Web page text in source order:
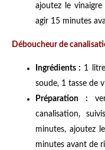
ajoutez le
agir 15 minutes
Déboucheur de
Ingrédients : 1
soude, 1 tasse de
Préparation :
canalisation,
minutes, ajoutez
minutes avant de